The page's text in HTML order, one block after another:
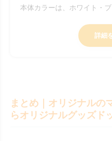
本体カラーは、ホワイト・
詳細
まとめ｜オリジナルの
らオリジナルグッズド